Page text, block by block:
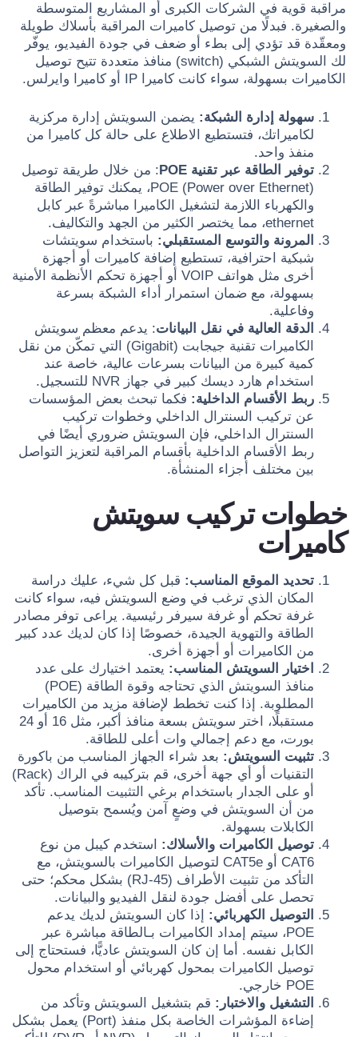
مراقبة قوية في الشركات الكبرى أو المشاريع المتوسطة
والصغيرة. فبدلًا من توصيل كاميرات المراقبة بأسلاك طويلة
ومعقّدة قد تؤدي إلى بطء أو ضعف في جودة الفيديو، يوفّر
لك السويتش الشبكي (switch) منافذ متعددة تتيح توصيل
الكاميرات بسهولة، سواء كانت كاميرا IP أو كاميرا وايرلس.
سهولة إدارة الشبكة: يضمن السويتش إدارة مركزية
لكاميراتك، فتستطيع الاطلاع على حالة كل كاميرا من
منفذ واحد.
توفير الطاقة عبر تقنية POE
: من خلال طريقة توصيل
POE (Power over Ethernet)، يمكنك توفير الطاقة
والكهرباء اللازمة لتشغيل الكاميرا مباشرةً عبر كابل
ethernet، مما يختصر الكثير من الجهد والتكاليف.
المرونة والتوسع المستقبلي: باستخدام سويتشات
شبكية احترافية، تستطيع إضافة كاميرات أو أجهزة
أخرى مثل هواتف VOIP أو أجهزة تحكم الأنظمة الأمنية
بسهولة، مع ضمان استمرار أداء الشبكة بسرعة
وفاعلية.
الدقة العالية في نقل البيانات: يدعم معظم سويتش
الكاميرات تقنية جيجابت (Gigabit) التي تمكّن من نقل
كمية كبيرة من البيانات بسرعات عالية، خاصة عند
استخدام هارد ديسك كبير في جهاز NVR للتسجيل.
ربط الأقسام الداخلية: فكما تبحث بعض المؤسسات
عن تركيب السنترال الداخلي وخطوات تركيب
السنترال الداخلي، فإن السويتش ضروري أيضًا في
ربط الأقسام الداخلية بأقسام المراقبة لتعزيز التواصل
بين مختلف أجزاء المنشأة.
خطوات تركيب سويتش
كاميرات
تحديد الموقع المناسب: قبل كل شيء، عليك دراسة
المكان الذي ترغب في وضع السويتش فيه، سواء كانت
غرفة تحكم أو غرفة سيرفر رئيسية. يراعى توفر مصادر
الطاقة والتهوية الجيدة، خصوصًا إذا كان لديك عدد كبير
من الكاميرات أو أجهزة أخرى.
اختيار السويتش المناسب: يعتمد اختيارك على عدد
منافذ السويتش الذي تحتاجه وقوة الطاقة (POE)
المطلوبة. إذا كنت تخطط لإضافة مزيد من الكاميرات
مستقبلًا، اختر سويتش بسعة منافذ أكبر، مثل 16 أو 24
بورت، مع دعم إجمالي وات أعلى للطاقة.
تثبيت السويتش: بعد شراء الجهاز المناسب من باكورة
التقنيات أو أي جهة أخرى، قم بتركيبه في الراك (Rack)
أو على الجدار باستخدام برغي التثبيت المناسب. تأكد
من أن السويتش في وضعٍ آمن ويُسمح بتوصيل
الكابلات بسهولة.
توصيل الكاميرات والأسلاك: استخدم كيبل من نوع
CAT6 أو CAT5e لتوصيل الكاميرات بالسويتش، مع
التأكد من تثبيت الأطراف (RJ-45) بشكل محكم؛ حتى
تحصل على أفضل جودة لنقل الفيديو والبيانات.
التوصيل الكهربائي: إذا كان السويتش لديك يدعم
POE، سيتم إمداد الكاميرات بـالطاقة مباشرة عبر
الكابل نفسه. أما إن كان السويتش عاديًّا، فستحتاج إلى
توصيل الكاميرات بمحول كهربائي أو استخدام محول
POE خارجي.
التشغيل والاختبار: قم بتشغيل السويتش وتأكد من
إضاءة المؤشرات الخاصة بكل منفذ (Port) يعمل بشكل